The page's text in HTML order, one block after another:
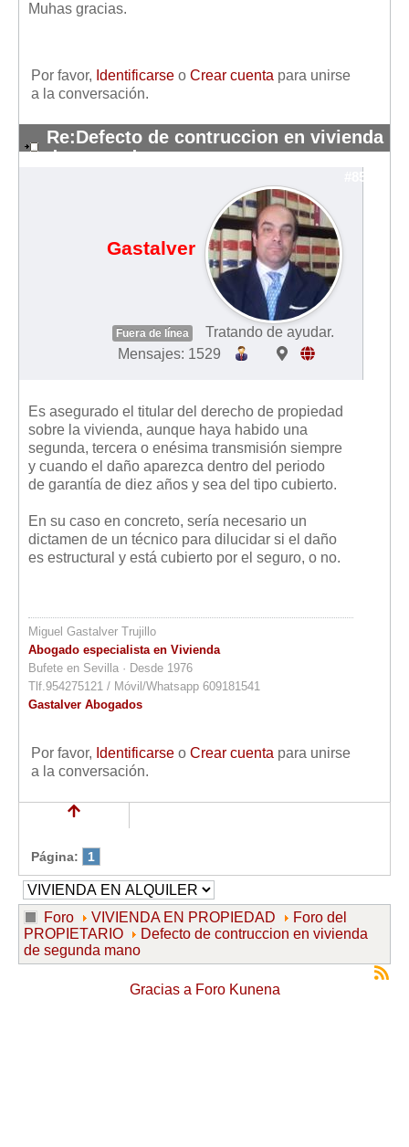
Muhas gracias.
Por favor, Identificarse o Crear cuenta para unirse
a la conversación.
Re:Defecto de contruccion en vivienda
de segunda mano
#8546
Gastalver
Fuera de línea
Tratando de ayudar.
Mensajes: 1529
Es asegurado el titular del derecho de propiedad
sobre la vivienda, aunque haya habido una
segunda, tercera o enésima transmisión siempre
y cuando el daño aparezca dentro del periodo
de garantía de diez años y sea del tipo cubierto.
En su caso en concreto, sería necesario un
dictamen de un técnico para dilucidar si el daño
es estructural y está cubierto por el seguro, o no.
Miguel Gastalver Trujillo
Abogado especialista en Vivienda
Bufete en Sevilla · Desde 1976
Tlf.954275121 / Móvil/Whatsapp 609181541
Gastalver Abogados
Por favor, Identificarse o Crear cuenta para unirse
a la conversación.
Página: 1
Foro VIVIENDA EN PROPIEDAD
Foro del
PROPIETARIO
Defecto de contruccion en vivienda
de segunda mano
Gracias a Foro Kunena